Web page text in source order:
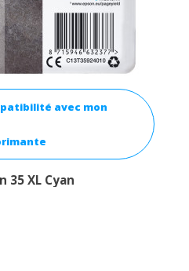
avec mon
35 XL Cyan